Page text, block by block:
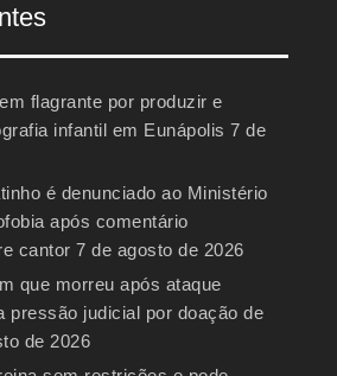
flagrante por produzir e
infantil em Eunápolis 7 de
é denunciado ao Ministério
após comentário
cantor 7 de agosto de 2026
que morreu após ataque
pressão judicial por doação de
de 2026